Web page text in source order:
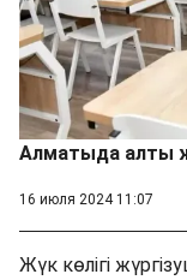
Алматыда алты
16 июля 2024 11:07
Жүк көлігі